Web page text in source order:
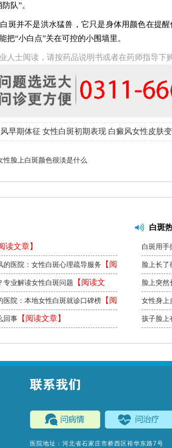
队”。
斑并不是洪水猛兽，它只是身体用颜色在提
把“小白点”关在可控的小围墙里。
人士阅读，请按药品说明书或者在药师指导下
早期体征 女性白斑初期表现 白癜风女性皮肤
性脸上白斑颜色很淡是什么
读文章】
的医院：女性白斑心理疏导服务 【阅
专业解读女性白斑问题 【阅读文
医院：本地女性白斑就诊口碑榜 【阅
回事 【阅读文章】
白斑
白斑用手
脸上长了
读】
脸上突然
读】
女性身上
孩子脸上
医院地址：河北省石家庄市桥西区裕华东路7号